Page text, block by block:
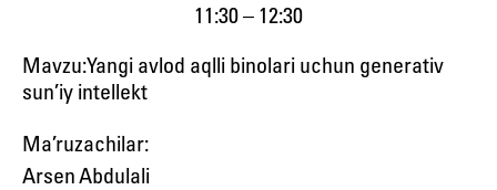
11:30 – 12:30
Mavzu: Yangi avlod aqlli binolari uchun generativ
sun’iy intellekt
Ma’ruzachilar:
Arsen Abdulali